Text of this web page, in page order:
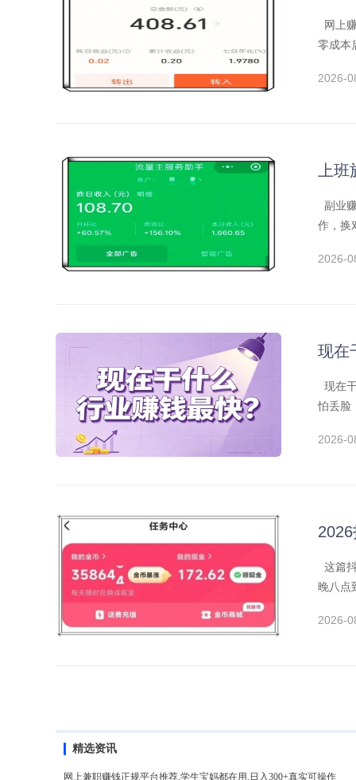
网上
零成本
2026-
上
副业
作，换
2026-
现在
现在
怕丢脸
2026-
这篇
晚八点
2026-
精选资讯
网上兼职赚钱正规平台推荐,学生宝妈都在用,日入300+真实可操作